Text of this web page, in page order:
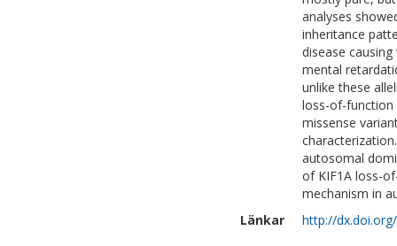
analyses
inheritance
disease
mental
unlike these
loss-of-function
missense
autosomal
of KIF1A loss-
mechanism in
Länkar
http://